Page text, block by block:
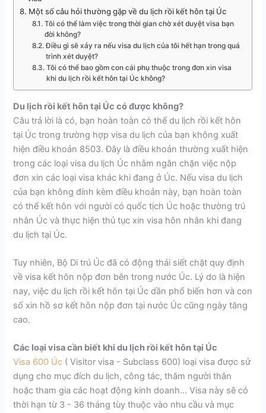
Một số câu hỏi thường gặp về du lịch rồi kết hôn tại Úc
Tôi có thể làm việc trong thời gian chờ xét duyệt visa bạn
đời không?
Điều gì sẽ xảy ra nếu visa du lịch của tôi hết hạn trong quá
trình xét duyệt?
Tôi có thể bao gồm con cái phụ thuộc trong đơn xin visa
khi du lịch rồi kết hôn tại Úc không?
Du lịch rồi kết hôn tại Úc có được không?
Câu trả lời là có, bạn hoàn toàn có thể du lịch rồi kết hôn
tại Úc trong trường hợp visa du lịch của bạn không xuất
hiện điều khoản 8503. Đây là điều khoản thường xuất hiện
trong các loại visa du lịch Úc nhằm ngăn chặn việc nộp
đơn xin các loại visa khác khi đang ở Úc. Nếu visa du lịch
của bạn không đính kèm điều khoản này, bạn hoàn toàn
có thể kết hôn với người có quốc tịch Úc hoặc thường trú
nhân Úc và thực hiện thủ tục xin visa hôn nhân khi đang
du lịch tại Úc.
Tuy nhiên, Bộ Di trú Úc đã có động thái siết chặt quy định
về visa kết hôn nộp đơn bên trong nước Úc. Lý do là hiện
nay, việc du lịch rồi kết hôn tại Úc dần phổ biến hơn và con
số xin hồ sơ kết hôn nộp đơn tại nước Úc cũng ngày tăng
cao.
Các loại visa cần biết khi du lịch rồi kết hôn tại Úc
Visa 600 Úc ( Visitor visa - Subclass 600) loại visa được sử
dụng cho mục đích du lịch, công tác, thăm người thân
hoặc tham gia các hoạt động kinh doanh... Visa này sẽ có
thời hạn từ 3 - 36 tháng tùy thuộc vào nhu cầu và mục